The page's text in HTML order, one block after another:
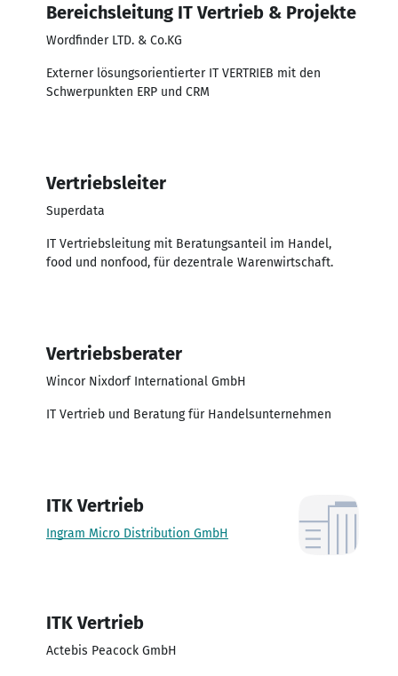
Bereichsleitung IT Vertrieb & Projekte
Wordfinder LTD. & Co.KG
Externer lösungsorientierter IT VERTRIEB mit den
Schwerpunkten ERP und CRM
Vertriebsleiter
Superdata
IT Vertriebsleitung mit Beratungsanteil im Handel,
food und nonfood, für dezentrale Warenwirtschaft.
Vertriebsberater
Wincor Nixdorf International GmbH
IT Vertrieb und Beratung für Handelsunternehmen
ITK Vertrieb
Ingram Micro Distribution GmbH
ITK Vertrieb
Actebis Peacock GmbH